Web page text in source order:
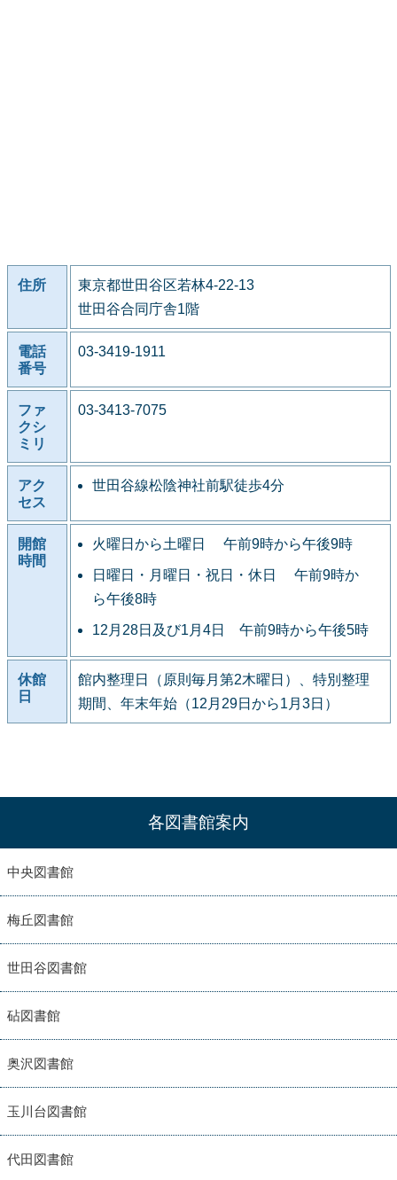
住所
東京都世田谷区若林4-22-13
世田谷合同庁舎1階
電話
番号
03-3419-1911
ファ
クシ
ミリ
03-3413-7075
アク
セス
世田谷線松陰神社前駅徒歩4分
開館
時間
火曜日から土曜日 午前9時から午後9時
日曜日・月曜日・祝日・休日 午前9時か
ら午後8時
12月28日及び1月4日 午前9時から午後5時
休館
日
館内整理日（原則毎月第2木曜日）、特別整理
期間、年末年始（12月29日から1月3日）
各図書館案内
中央図書館
梅丘図書館
世田谷図書館
砧図書館
奥沢図書館
玉川台図書館
代田図書館